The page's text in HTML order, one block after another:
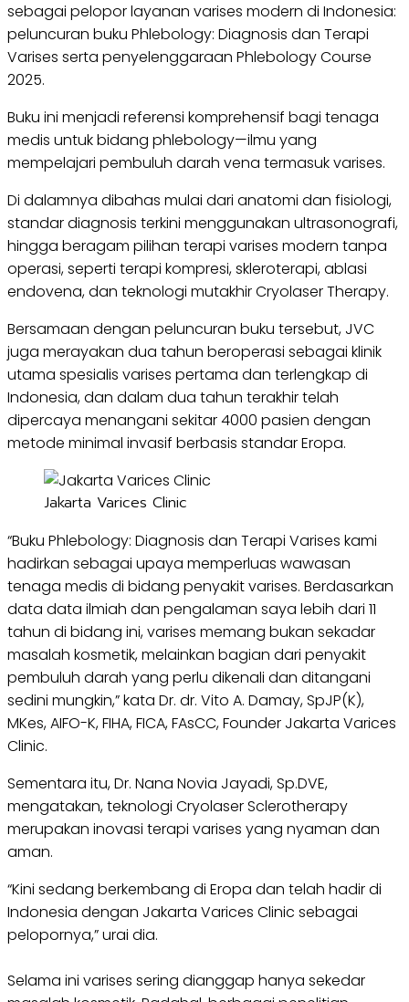
sebagai pelopor layanan varises modern di Indonesia:
peluncuran buku Phlebology: Diagnosis dan Terapi
Varises serta penyelenggaraan Phlebology Course
2025.
Buku ini menjadi referensi komprehensif bagi tenaga
medis untuk bidang phlebology—ilmu yang
mempelajari pembuluh darah vena termasuk varises.
Di dalamnya dibahas mulai dari anatomi dan fisiologi,
standar diagnosis terkini menggunakan ultrasonografi,
hingga beragam pilihan terapi varises modern tanpa
operasi, seperti terapi kompresi, skleroterapi, ablasi
endovena, dan teknologi mutakhir Cryolaser Therapy.
Bersamaan dengan peluncuran buku tersebut, JVC
juga merayakan dua tahun beroperasi sebagai klinik
utama spesialis varises pertama dan terlengkap di
Indonesia, dan dalam dua tahun terakhir telah
dipercaya menangani sekitar 4000 pasien dengan
metode minimal invasif berbasis standar Eropa.
Jakarta Varices Clinic
“Buku Phlebology: Diagnosis dan Terapi Varises kami
hadirkan sebagai upaya memperluas wawasan
tenaga medis di bidang penyakit varises. Berdasarkan
data data ilmiah dan pengalaman saya lebih dari 11
tahun di bidang ini, varises memang bukan sekadar
masalah kosmetik, melainkan bagian dari penyakit
pembuluh darah yang perlu dikenali dan ditangani
sedini mungkin,” kata Dr. dr. Vito A. Damay, SpJP(K),
MKes, AIFO-K, FIHA, FICA, FAsCC, Founder Jakarta Varices
Clinic.
Sementara itu, Dr. Nana Novia Jayadi, Sp.DVE,
mengatakan, teknologi Cryolaser Sclerotherapy
merupakan inovasi terapi varises yang nyaman dan
aman.
“Kini sedang berkembang di Eropa dan telah hadir di
Indonesia dengan Jakarta Varices Clinic sebagai
pelopornya,” urai dia.
Selama ini varises sering dianggap hanya sekedar